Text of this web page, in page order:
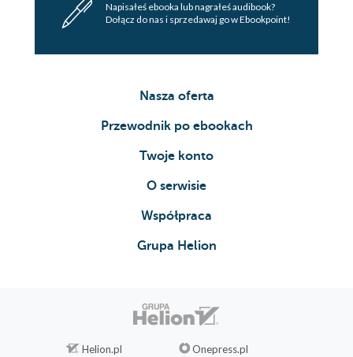
Napisałeś ebooka lub nagrałeś audibook?
Dołącz do nas i sprzedawaj go w Ebookpoint!
Nasza oferta
Przewodnik po ebookach
Twoje konto
O serwisie
Współpraca
Grupa Helion
Helion.pl
Onepress.pl